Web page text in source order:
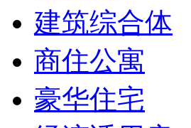
建筑综合体
商住公寓
豪华住宅